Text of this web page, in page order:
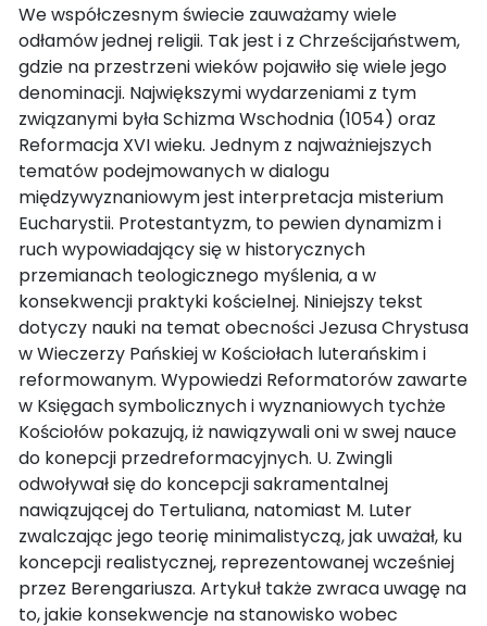
We współczesnym świecie zauważamy wiele
odłamów jednej religii. Tak jest i z Chrześcijaństwem,
gdzie na przestrzeni wieków pojawiło się wiele jego
denominacji. Największymi wydarzeniami z tym
związanymi była Schizma Wschodnia (1054) oraz
Reformacja XVI wieku. Jednym z najważniejszych
tematów podejmowanych w dialogu
międzywyznaniowym jest interpretacja misterium
Eucharystii. Protestantyzm, to pewien dynamizm i
ruch wypowiadający się w historycznych
przemianach teologicznego myślenia, a w
konsekwencji praktyki kościelnej. Niniejszy tekst
dotyczy nauki na temat obecności Jezusa Chrystusa
w Wieczerzy Pańskiej w Kościołach luterańskim i
reformowanym. Wypowiedzi Reformatorów zawarte
w Księgach symbolicznych i wyznaniowych tychże
Kościołów pokazują, iż nawiązywali oni w swej nauce
do konepcji przedreformacyjnych. U. Zwingli
odwoływał się do koncepcji sakramentalnej
nawiązującej do Tertuliana, natomiast M. Luter
zwalczając jego teorię minimalistyczą, jak uważał, ku
koncepcji realistycznej, reprezentowanej wcześniej
przez Berengariusza. Artykuł także zwraca uwagę na
to, jakie konsekwencje na stanowisko wobec